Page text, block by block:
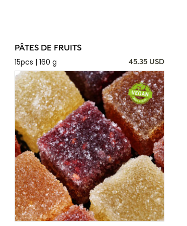
PÂTES DE FRUITS
15pcs | 160 g
45.35 USD